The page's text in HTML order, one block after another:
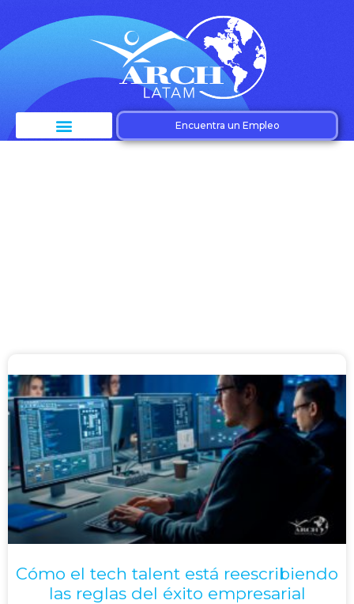
Encuentra un Empleo
Cómo el tech talent está reescribiendo
las reglas del éxito empresarial